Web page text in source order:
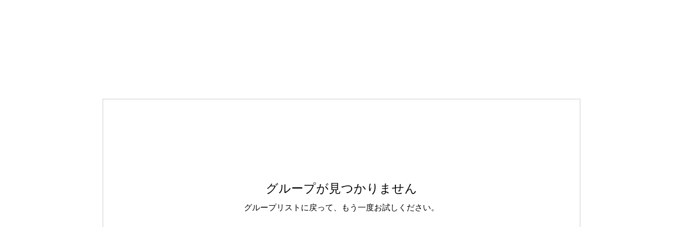
グループが見つかりません
グループリストに戻って、もう一度お試しください。